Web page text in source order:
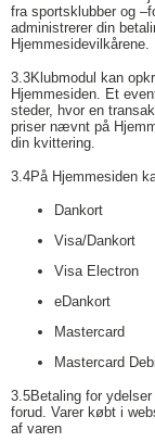
fra sportsklubber og
administrerer din
Hjemmesidevilkårene.
3.3Klubmodul kan
Hjemmesiden. Et
steder, hvor en
priser nævnt på
din kvittering.
3.4På Hjemmesiden
Dankort
Visa/Dankort
Visa Electron
eDankort
Mastercard
Mastercard
3.5Betaling for
forud. Varer købt i
af varen